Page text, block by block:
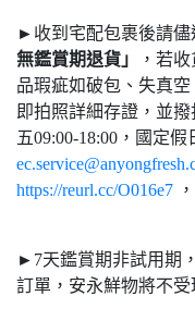
►收到宅配包裹後請儘
無鑑賞期退貨」
，若
品瑕疵如破包、失真
即拍照詳細存證，並撥
五09:00-18:00，國定
https://reurl.cc/O016e7
►7天鑑賞期非試用期
訂單，安永鮮物將不受